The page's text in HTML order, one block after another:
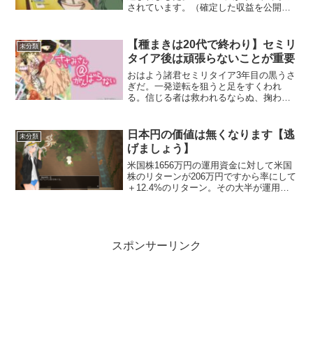
されています。（確定した収益を公開す
メタキーワードが完全に無視されます」
未分類
【種まきは20代で終わり】セミリ
タイア後は頑張らないことが重要
おはよう諸君セミリタイア3年目の黒うさ
ぎだ。一発逆転を狙うと足をすくわれ
る。信じる者は救われるならぬ、掬われ
で、それについて話していく。もう頑張
らないがんばってた時ある...
未分類
日本円の価値は無くなります【逃
げましょう】
米国株1656万円の運用資金に対して米国
株のリターンが206万円ですから率にして
＋12.4%のリターン。その大半が運用期
スポンサーリンク